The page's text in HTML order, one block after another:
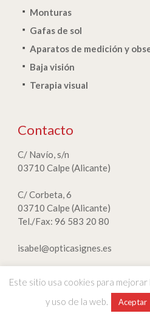
Monturas
Gafas de sol
Aparatos de medición y
Baja visión
Terapia visual
Contacto
C/ Navío, s/n
03710 Calpe (Alicante)
C/ Corbeta, 6
03710 Calpe (Alicante)
Tel./Fax: 96 583 20 80
isabel@opticasignes.es
Nota legal |Política de
Este sitio usa cookies para
y uso de la web.
Aceptar